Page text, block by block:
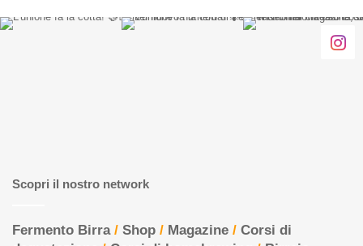
Scopri il nostro network
Fermento Birra/ Shop / Magazine / Corsi di